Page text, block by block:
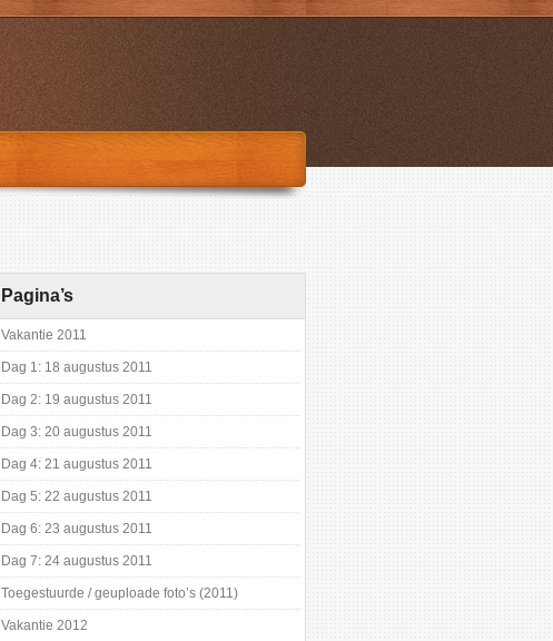
Pagina’s
Vakantie 2011
Dag 1: 18 augustus 2011
Dag 2: 19 augustus 2011
Dag 3: 20 augustus 2011
Dag 4: 21 augustus 2011
Dag 5: 22 augustus 2011
Dag 6: 23 augustus 2011
Dag 7: 24 augustus 2011
Toegestuurde / geuploade foto’s (2011)
Vakantie 2012